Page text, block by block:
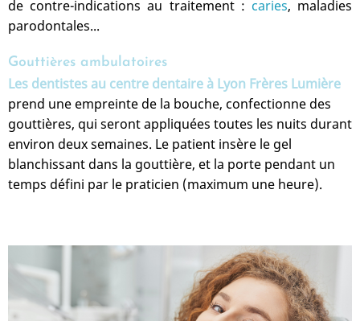
de contre-indications au traitement : caries, maladies
parodontales...
Gouttières ambulatoires
Les dentistes au centre dentaire à Lyon Frères Lumière
prend une empreinte de la bouche, confectionne des
gouttières, qui seront appliquées toutes les nuits durant
environ deux semaines. Le patient insère le gel
blanchissant dans la gouttière, et la porte pendant un
temps défini par le praticien (maximum une heure).